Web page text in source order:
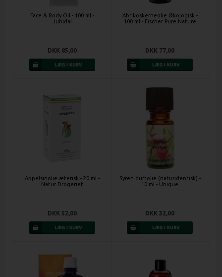
Face & Body Oil - 100 ml -
Juhldal
DKK 85,00
Abrikoskerneolie Økologisk -
100 ml - Fischer Pure Nature
DKK 77,00
Appelsinolie æterisk - 20 ml -
Natur Drogeriet
DKK 52,00
Syren duftolie (naturidentisk) -
10 ml - Unique
DKK 32,00